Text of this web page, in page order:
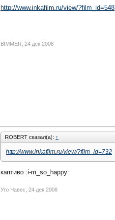
http://www.inkafilm.ru/view/?film_id=548
BIMMER 24 дек 2008
ROBERT сказал(а): ↑
http://www.inkafilm.ru/view/?film_id=732
каптиво :i-m_so_happy:
Уго Чавес 24 дек 2008